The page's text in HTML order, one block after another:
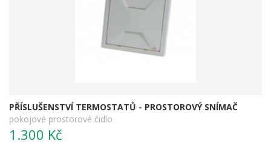
PŘÍSLUŠENSTVÍ TERMOSTATŮ - PROSTOROVÝ SNÍMAČ
pokojové prostorové čidlo
1.300 Kč